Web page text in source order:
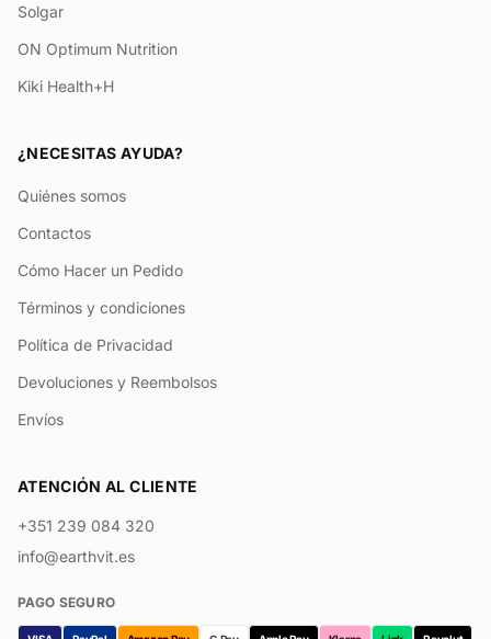
Solgar
ON Optimum Nutrition
Kiki Health+H
¿NECESITAS AYUDA?
Quiénes somos
Contactos
Cómo Hacer un Pedido
Términos y condiciones
Política de Privacidad
Devoluciones y Reembolsos
Envíos
ATENCIÓN AL CLIENTE
+351 239 084 320
info@earthvit.es
PAGO SEGURO